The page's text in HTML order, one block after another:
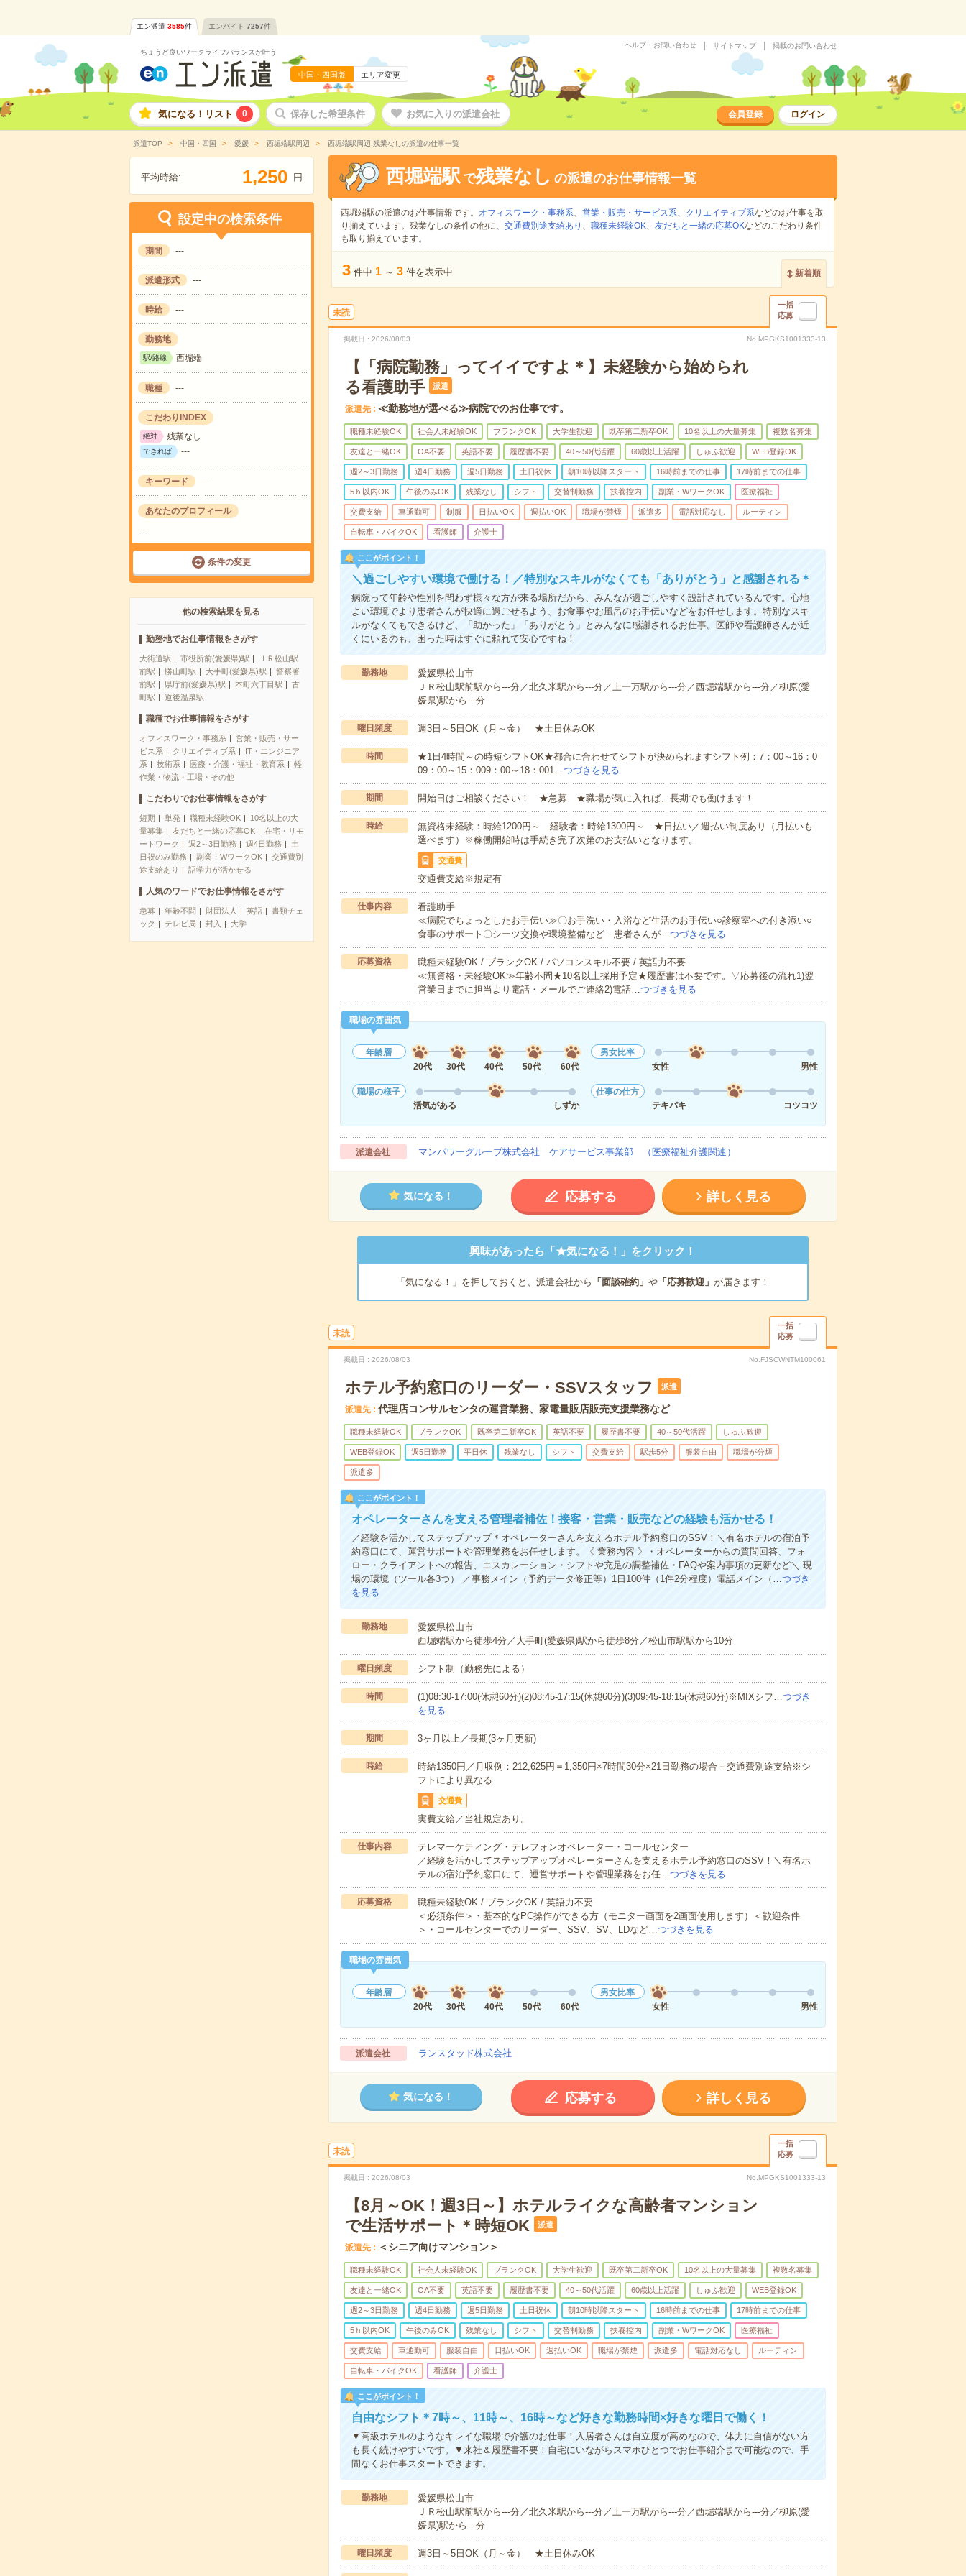
エン派遣 3585件 エンバイト 7257件
ちょうど良いワークライフバランスが叶う
中国・四国版 エリア変更
ヘルプ・お問い合わせ サイトマップ 掲載のお問い合わせ
気になる！リスト 0 保存した希望条件 お気に入りの派遣会社 会員登録 ログイン
派遣TOP 中国・四国 愛媛 西堀端駅周辺 西堀端駅周辺 残業なしの派遣の仕事一覧
平均時給: 1,250 円
設定中の検索条件
期間 ---
派遣形式 ---
時給 ---
勤務地
駅/路線 西堀端
職種 ---
こだわりINDEX
絶対 残業なし
できれば ---
キーワード ---
あなたのプロフィール
---
条件の変更
他の検索結果を見る
勤務地でお仕事情報をさがす
大街道駅 市役所前(愛媛県)駅
ＪＲ松山駅
前駅
勝山町駅 大手町(愛媛県)駅
警察署
前駅
県庁前(愛媛県)駅 本町六丁目駅
古
町駅
道後温泉駅
職種でお仕事情報をさがす
オフィスワーク・事務系
営業・販売・サー
ビス系
クリエイティブ系
IT・エンジニア
系
技術系 医療・介護・福祉・教育系
軽
作業・物流・工場・その他
こだわりでお仕事情報をさがす
短期 単発 職種未経験OK
10名以上の大
量募集
友だちと一緒の応募OK
在宅・リモ
ートワーク
週2～3日勤務 週4日勤務
土
日祝のみ勤務
副業・WワークOK
交通費別
途支給あり
語学力が活かせる
人気のワードでお仕事情報をさがす
急募 年齢不問 財団法人 英語
書類チェ
ック
テレビ局 封入 大学
西堀端駅 で残業なし の派遣のお仕事情報一覧
西堀端駅の派遣のお仕事情報です。 オフィスワーク・事務系、 営業・販売・サービス系、 クリエイティブ系などのお仕事を取
り揃えています。残業なしの条件の他に、 交通費別途支給あり 、 職種未経験OK、 友だちと一緒の応募OKなどのこだわり条件
も取り揃えています。
3 件中 1 ～ 3 件を表示中 新着順
未読
一括
応募
掲載日 2026/08/03 No.MPGKS1001333-13
【「病院勤務」ってイイですよ＊】未経験から始められ
る看護助手
派遣
派遣先 ≪勤務地が選べる≫病院でのお仕事です。
職種未経験OK 社会人未経験OK ブランクOK 大学生歓迎 既卒第二新卒OK 10名以上の大量募集 複数名募集
友達と一緒OK OA不要 英語不要 履歴書不要 40～50代活躍 60歳以上活躍 しゅふ歓迎 WEB登録OK
週2～3日勤務 週4日勤務 週5日勤務 土日祝休 朝10時以降スタート 16時前までの仕事 17時前までの仕事
5ｈ以内OK 午後のみOK 残業なし シフト 交替制勤務 扶養控内 副業・WワークOK 医療福祉
交費支給 車通勤可 制服 日払いOK 週払いOK 職場が禁煙 派遣多 電話対応なし ルーティン
自転車・バイクOK 看護師 介護士
ここがポイント！
＼過ごしやすい環境で働ける！／特別なスキルがなくても「ありがとう」と感謝される＊
病院って年齢や性別を問わず様々な方が来る場所だから、みんなが過ごしやすく設計されているんです。心地
よい環境でより患者さんが快適に過ごせるよう、お食事やお風呂のお手伝いなどをお任せします。特別なスキ
ルがなくてもできるけど、「助かった」「ありがとう」とみんなに感謝されるお仕事。医師や看護師さんが近
くにいるのも、困った時はすぐに頼れて安心ですね！
勤務地
愛媛県松山市
ＪＲ松山駅前駅から---分／北久米駅から---分／上一万駅から---分／西堀端駅から---分／柳原(愛
媛県)駅から---分
曜日頻度 週3日～5日OK（月～金） ★土日休みOK
時間
★1日4時間～の時短シフトOK★都合に合わせてシフトが決められますシフト例：7：00～16：0
09：00～15：009：00～18：001…つづきを見る
期間 開始日はご相談ください！ ★急募 ★職場が気に入れば、長期でも働けます！
時給
無資格未経験：時給1200円～ 経験者：時給1300円～ ★日払い／週払い制度あり（月払いも
選べます）※稼働開始時は手続き完了次第のお支払いとなります。
交通費
交通費支給※規定有
仕事内容
看護助手
≪病院でちょっとしたお手伝い≫〇お手洗い・入浴など生活のお手伝い○診察室への付き添い○
食事のサポート〇シーツ交換や環境整備など…患者さんが…つづきを見る
応募資格
職種未経験OK / ブランクOK / パソコンスキル不要 / 英語力不要
≪無資格・未経験OK≫年齢不問★10名以上採用予定★履歴書は不要です。▽応募後の流れ1)翌
営業日までに担当より電話・メールでご連絡2)電話…つづきを見る
職場の雰囲気
年齢層
20代
30代 40代 50代 60代
男女比率
女性
男性
職場の様子
活気がある
しずか
仕事の仕方
テキパキ
コツコツ
派遣会社 マンパワーグループ株式会社 ケアサービス事業部 （医療福祉介護関連）
気になる！ 応募する 詳しく見る
興味があったら「★気になる！」をクリック！
「気になる！」を押しておくと、派遣会社から 「面談確約」 や「応募歓迎」 が届きます！
未読
一括
応募
掲載日 2026/08/03 No.FJSCWNTM100061
ホテル予約窓口のリーダー・SSVスタッフ 派遣
派遣先 代理店コンサルセンタの運営業務、家電量販店販売支援業務など
職種未経験OK ブランクOK 既卒第二新卒OK 英語不要 履歴書不要 40～50代活躍 しゅふ歓迎
WEB登録OK 週5日勤務 平日休 残業なし シフト 交費支給 駅歩5分 服装自由 職場が分煙
派遣多
ここがポイント！
オペレーターさんを支える管理者補佐！接客・営業・販売などの経験も活かせる！
／経験を活かしてステップアップ＊オペレーターさんを支えるホテル予約窓口のSSV！＼有名ホテルの宿泊予
約窓口にて、運営サポートや管理業務をお任せします。《 業務内容 》・オペレーターからの質問回答、フォ
ロー・クライアントへの報告、エスカレーション・シフトや充足の調整補佐・FAQや案内事項の更新など＼ 現
場の環境（ツール各3つ） ／事務メイン（予約データ修正等）1日100件（1件2分程度）電話メイン（…つづき
を見る
勤務地
愛媛県松山市
西堀端駅から徒歩4分／大手町(愛媛県)駅から徒歩8分／松山市駅駅から10分
曜日頻度 シフト制（勤務先による）
時間 (1)08:30-17:00(休憩60分)(2)08:45-17:15(休憩60分)(3)09:45-18:15(休憩60分)※MIXシフ…つづき
を見る
期間 3ヶ月以上／長期(3ヶ月更新)
時給
時給1350円／月収例：212,625円＝1,350円×7時間30分×21日勤務の場合＋交通費別途支給※シ
フトにより異なる
交通費
実費支給／当社規定あり。
仕事内容
テレマーケティング・テレフォンオペレーター・コールセンター
／経験を活かしてステップアップオペレーターさんを支えるホテル予約窓口のSSV！＼有名ホ
テルの宿泊予約窓口にて、運営サポートや管理業務をお任…つづきを見る
応募資格
職種未経験OK / ブランクOK / 英語力不要
＜必須条件＞・基本的なPC操作ができる方（モニター画面を2画面使用します）＜歓迎条件
＞・コールセンターでのリーダー、SSV、SV、LDなど…つづきを見る
職場の雰囲気
年齢層
20代
30代 40代 50代 60代
男女比率
女性
男性
派遣会社 ランスタッド株式会社
気になる！ 応募する 詳しく見る
未読
一括
応募
掲載日 2026/08/03 No.MPGKS1001333-13
【8月～OK！週3日～】ホテルライクな高齢者マンション
で生活サポート＊時短OK
派遣
派遣先 ＜シニア向けマンション＞
職種未経験OK 社会人未経験OK ブランクOK 大学生歓迎 既卒第二新卒OK 10名以上の大量募集 複数名募集
友達と一緒OK OA不要 英語不要 履歴書不要 40～50代活躍 60歳以上活躍 しゅふ歓迎 WEB登録OK
週2～3日勤務 週4日勤務 週5日勤務 土日祝休 朝10時以降スタート 16時前までの仕事 17時前までの仕事
5ｈ以内OK 午後のみOK 残業なし シフト 交替制勤務 扶養控内 副業・WワークOK 医療福祉
交費支給 車通勤可 服装自由 日払いOK 週払いOK 職場が禁煙 派遣多 電話対応なし ルーティン
自転車・バイクOK 看護師 介護士
ここがポイント！
自由なシフト＊7時～、11時～、16時～など好きな勤務時間×好きな曜日で働く！
▼高級ホテルのようなキレイな職場で介護のお仕事！入居者さんは自立度が高めなので、体力に自信がない方
も長く続けやすいです。▼来社＆履歴書不要！自宅にいながらスマホひとつでお仕事紹介まで可能なので、手
間なくお仕事スタートできます。
勤務地
愛媛県松山市
ＪＲ松山駅前駅から---分／北久米駅から---分／上一万駅から---分／西堀端駅から---分／柳原(愛
媛県)駅から---分
曜日頻度 週3日～5日OK（月～金） ★土日休みOK